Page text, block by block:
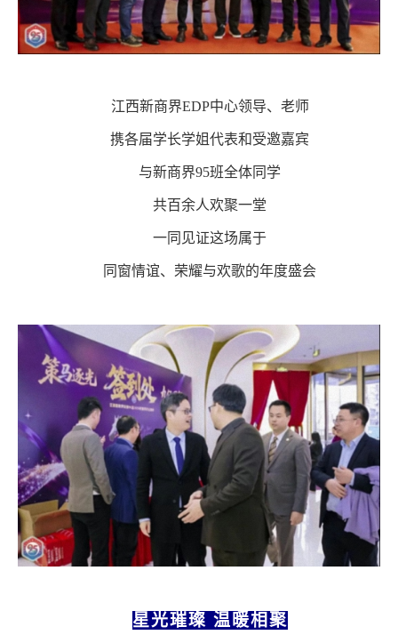
江西新商界EDP中心领导、老师
携各届学长学姐代表和受邀嘉宾
与新商界95班全体同学
共百余人欢聚一堂
一同见证这场属于
同窗情谊、荣耀与欢歌的年度盛会
星光璀璨 温暖相聚